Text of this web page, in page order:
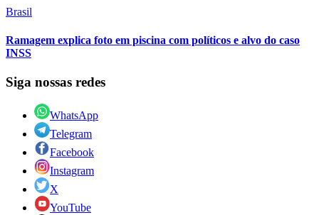
Brasil
Ramagem explica foto em piscina com políticos e alvo do caso
INSS
Siga nossas redes
WhatsApp
Telegram
Facebook
Instagram
X
YouTube